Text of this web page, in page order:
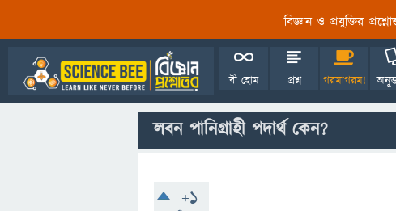
বিজ্ঞান ও প্রযুক্তির
বী হোম প্রশ্ন গরমাগরম!
লবন পানিগ্রাহী পদার্থ কেন?
+1